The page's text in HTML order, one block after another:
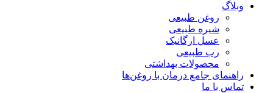
وبلاگ
روغن طبیعی
شیره طبیعی
عسل ارگانیک
رب طبیعی
محصولات بهداشتی
راهنمای جامع درمان با روغن‌ها
تماس با ما